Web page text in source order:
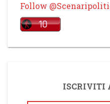
Follow
ISCRIVITI